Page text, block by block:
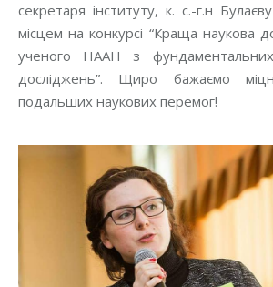
секретаря iнституту, к. с.-г.н
місцем на конкурсі “Краща наукова
ученого НААН з
дослiджень”. Щиро бажаємо
подальших наукових перемог!